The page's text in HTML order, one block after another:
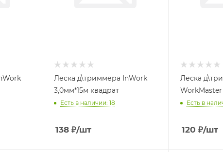
Леска д\триммера InWork
3,0мм*15м квадрат
Есть в наличии: 18
138₽/шт
Леска
WorkMaster
Есть в
120 ₽/шт